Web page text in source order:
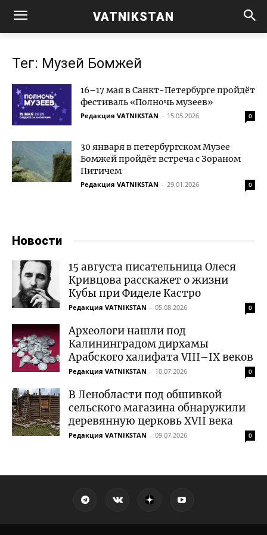
VATNIKSTAN
Тег: Музей Бомжей
16–17 мая в Санкт-Петербурге пройдёт
фестиваль «Полночь музеев»
Редакция VATNIKSTAN - 15.05.2026 0
30 января в петербургском Музее
Бомжей пройдёт встреча с Зораном
Питичем
Редакция VATNIKSTAN - 29.01.2026 0
Новости
15 августа писательница Олеся
Кривцова расскажет о жизни
Кубы при Фиделе Кастро
Редакция VATNIKSTAN - 05.08.2026 0
Археологи нашли под
Калининградом дирхамы
Арабского халифата VIII–IX веков
Редакция VATNIKSTAN - 10.07.2026 0
В Ленобласти под обшивкой
сельского магазина обнаружили
деревянную церковь XVII века
Редакция VATNIKSTAN - 09.07.2026 0